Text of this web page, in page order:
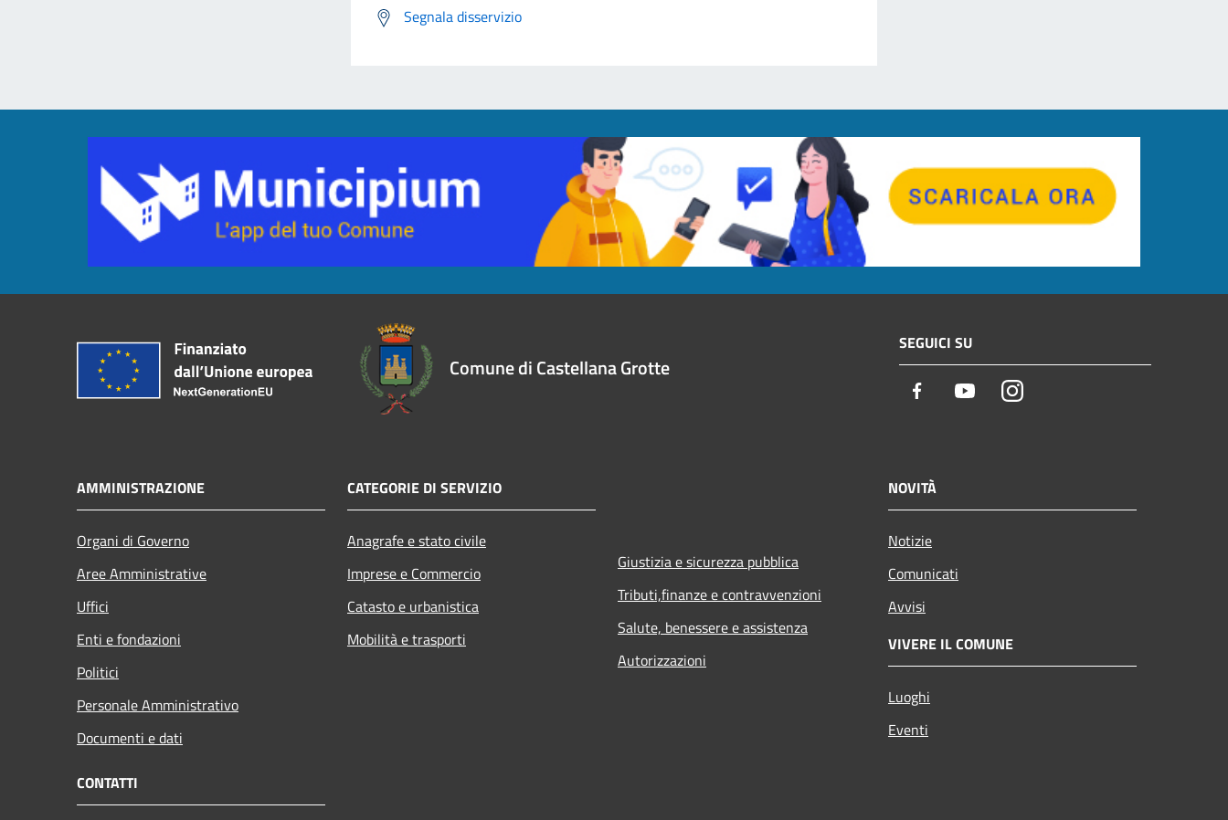
Segnala disservizio
Comune di Castellana Grotte
SEGUICI SU
Facebook YoutubeInstagram
AMMINISTRAZIONE
Organi di Governo
Aree Amministrative
Uffici
Enti e fondazioni
Politici
Personale Amministrativo
Documenti e dati
CATEGORIE DI SERVIZIO
Anagrafe e stato civile
Imprese e Commercio
Catasto e urbanistica
Mobilità e trasporti
Giustizia e sicurezza pubblica
Tributi,finanze e contravvenzioni
Salute, benessere e assistenza
Autorizzazioni
NOVITÀ
Notizie
Comunicati
Avvisi
VIVERE IL COMUNE
Luoghi
Eventi
CONTATTI